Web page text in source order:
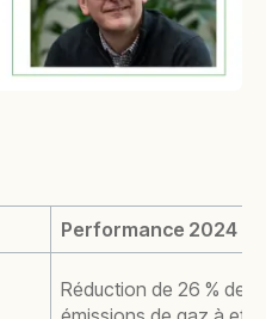
Performance 2024
Réduction de 26 % des